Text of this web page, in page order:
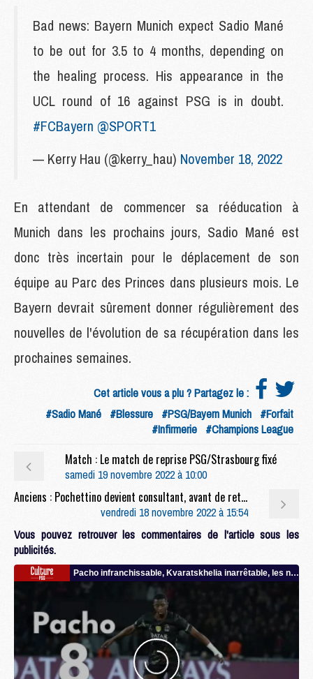
Bad news: Bayern Munich expect Sadio Mané
to be out for 3.5 to 4 months, depending on
the healing process. His appearance in the
UCL round of 16 against PSG is in doubt.
#FCBayern @SPORT1
— Kerry Hau (@kerry_hau) November 18, 2022
En attendant de commencer sa rééducation à
Munich dans les prochains jours, Sadio Mané est
donc très incertain pour le déplacement de son
équipe au Parc des Princes dans plusieurs mois. Le
Bayern devrait sûrement donner régulièrement des
nouvelles de l'évolution de sa récupération dans les
prochaines semaines.
Cet article vous a plu ? Partagez le :
#Sadio Mané #Blessure #PSG/Bayern Munich #Forfait
#Infirmerie #Champions League
Match : Le match de reprise PSG/Strasbourg fixé
samedi 19 novembre 2022 à 10:00
Anciens : Pochettino devient consultant, avant de retrouver un poste en Angleterre ?
vendredi 18 novembre 2022 à 15:54
Vous pouvez retrouver les commentaires de l'article sous les
publicités.